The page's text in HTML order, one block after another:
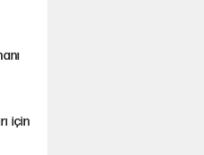
için